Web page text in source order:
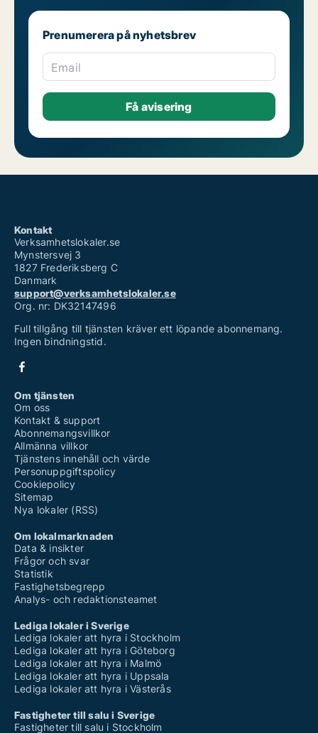
Prenumerera på nyhetsbrev
Email
Kontakt
Verksamhetslokaler.se
Mynstersvej 3
1827 Frederiksberg C
Danmark
support@verksamhetslokaler.se
Org. nr: DK32147496
Full tillgång till tjänsten kräver ett löpande abonnemang.
Ingen bindningstid.
Om tjänsten
Om oss
Kontakt & support
Abonnemangsvillkor
Allmänna villkor
Tjänstens innehåll och värde
Personuppgiftspolicy
Cookiepolicy
Sitemap
Nya lokaler (RSS)
Om lokalmarknaden
Data & insikter
Frågor och svar
Statistik
Fastighetsbegrepp
Analys- och redaktionsteamet
Lediga lokaler i Sverige
Lediga lokaler att hyra i Stockholm
Lediga lokaler att hyra i Göteborg
Lediga lokaler att hyra i Malmö
Lediga lokaler att hyra i Uppsala
Lediga lokaler att hyra i Västerås
Fastigheter till salu i Sverige
Fastigheter till salu i Stockholm